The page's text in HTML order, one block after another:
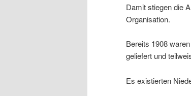
Damit stiegen die
Organisation.
Bereits 1908
geliefert und
Es existierten